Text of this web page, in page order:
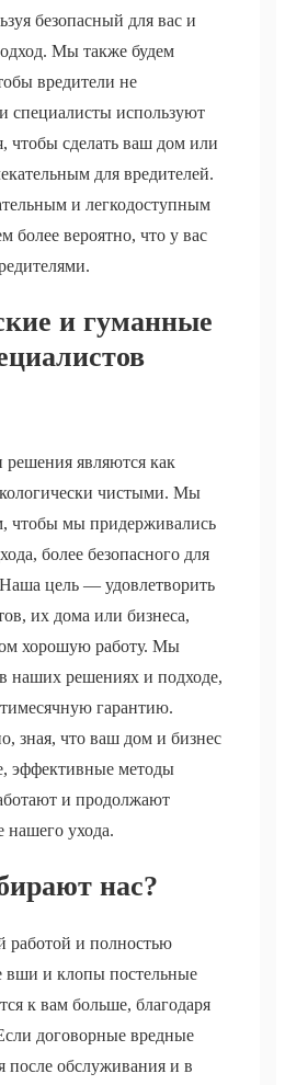
безопасный для вас и
Мы также будем
вредители не
специалисты используют
чтобы сделать ваш дом или
для вредителей.
и легкодоступным
более вероятно, что у вас
и гуманные
являются как
чистыми. Мы
чтобы мы придерживались
более безопасного для
цель — удовлетворить
их дома или бизнеса,
хорошую работу. Мы
наших решениях и подходе,
гарантию.
зная, что ваш дом и бизнес
эффективные методы
и продолжают
нашего ухода.
нас?
и полностью
вши и клопы постельные
к вам больше, благодаря
договорные вредные
после обслуживания и в